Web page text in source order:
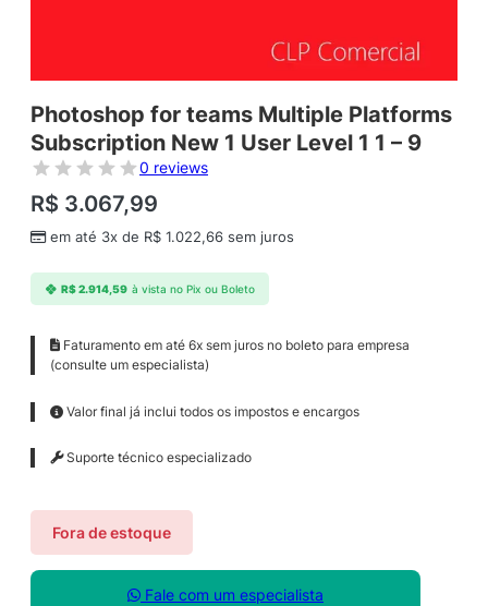
Photoshop for teams Multiple Platforms
Subscription New 1 User Level 1 1 – 9
0 reviews
R$ 3.067,99
em até 3x de R$ 1.022,66 sem juros
R$2.914,59 à vista no Pix ou Boleto
Faturamento em até 6x sem juros no boleto para empresa
(consulte um especialista)
Valor final já inclui todos os impostos e encargos
Suporte técnico especializado
Fora de estoque
Fale com um especialista